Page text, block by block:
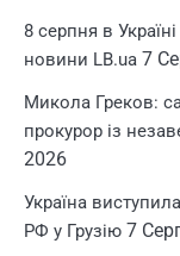
8 серпня в
новини LB.ua 7
Микола Греков:
прокурор із
2026
Україна
РФ у Грузію 7